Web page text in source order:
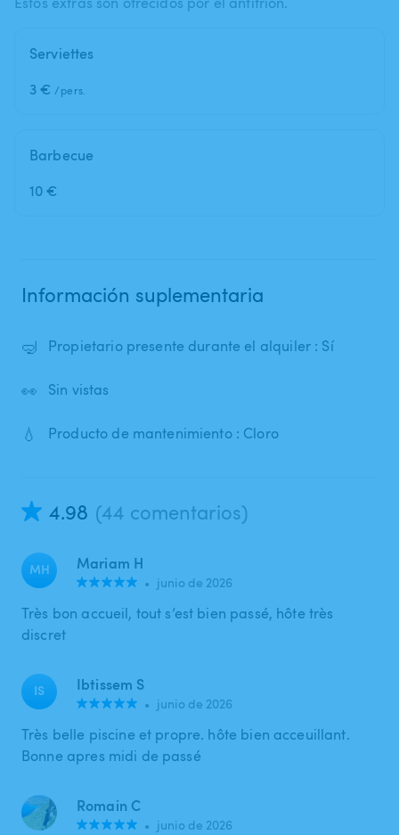
Serviettes
3 € /pers.
Barbecue
10 €
Información suplementaria
🤿 Propietario presente durante el alquiler : Sí
👀 Sin vistas
💧 Producto de mantenimiento : Cloro
4.98 (44 comentarios)
MH Mariam H
• junio de 2026
Très bon accueil, tout s’est bien passé, hôte très
discret
IS Ibtissem S
• junio de 2026
Très belle piscine et propre. hôte bien acceuillant.
Bonne apres midi de passé
Romain C
• junio de 2026